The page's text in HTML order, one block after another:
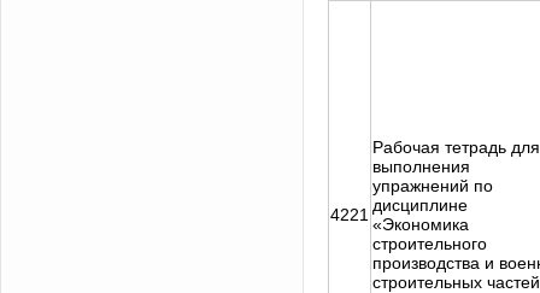
4221
Рабочая тетрадь для
выполнения
упражнений по
дисциплине
«Экономика
строительного
производства и
строительных